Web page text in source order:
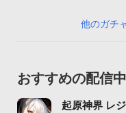
他のガチ
おすすめの配信
起原神界 レ